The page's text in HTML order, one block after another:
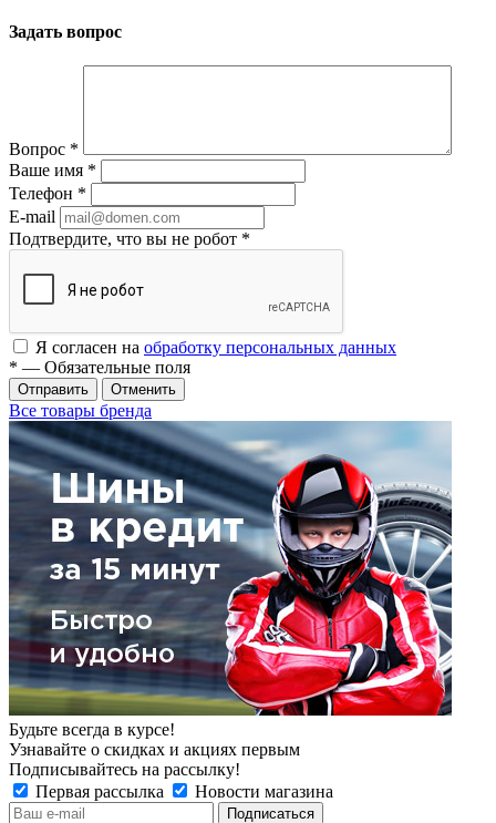
Задать вопрос
Вопрос *
Ваше имя *
Телефон *
E-mail
Подтвердите, что вы не робот *
Я согласен на обработку персональных данных
* — Обязательные поля
Отменить
Все товары бренда
Будьте всегда в курсе!
Узнавайте о скидках и акциях первым
Подписывайтесь на рассылку!
Первая рассылка
Новости магазина